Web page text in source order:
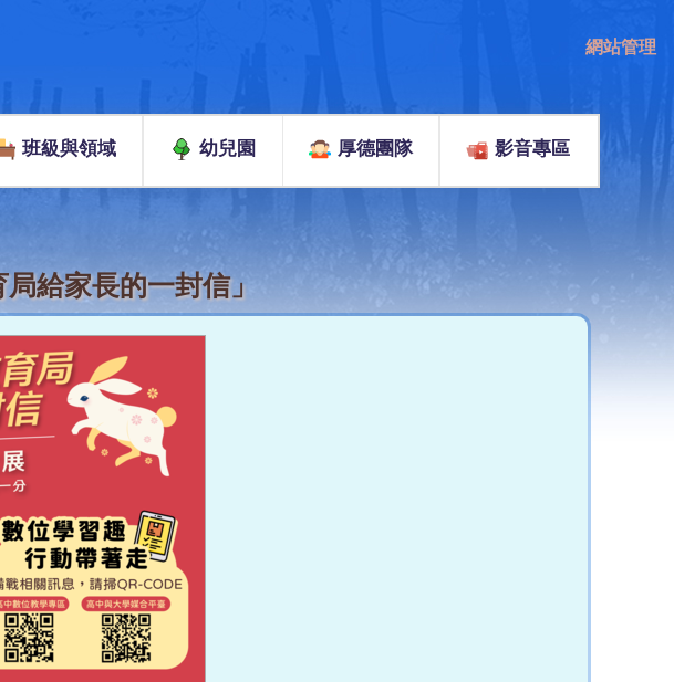
網站管理
班級與領域 幼兒園 厚德團隊 影音專區
給家長的一封信」